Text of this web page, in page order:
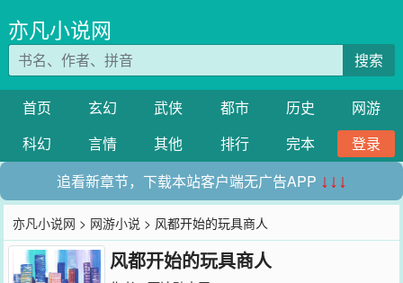
亦凡小说网
搜索
首页 玄幻 武侠 都市 历史
网游
科幻
言情 其他 排行 完本
登录
追看新章节，下载本站客户端无广告APP ↓↓↓
亦凡小说网 > 网游小说 > 风都开始的玩具商人
风都开始的玩具商人